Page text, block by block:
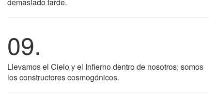
09.
Llevamos el Cielo y el Infierno dentro de nosotros; somos
los constructores cosmogónicos.